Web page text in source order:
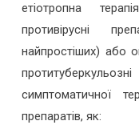
етіотропна
противірусні
найпростіших) або
симптоматичної
препаратів, як: